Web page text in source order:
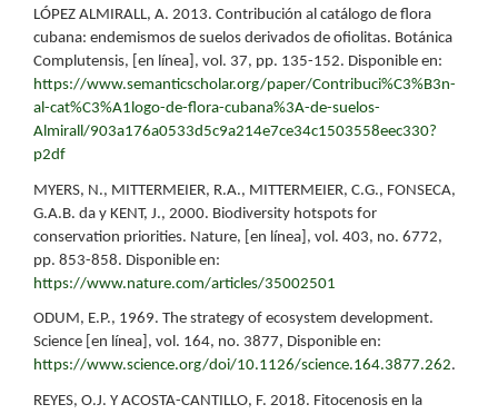
LÓPEZ ALMIRALL, A. 2013. Contribución al catálogo de flora
cubana: endemismos de suelos derivados de ofiolitas. Botánica
Complutensis, [en línea], vol. 37, pp. 135-152. Disponible en:
https://www.semanticscholar.org/paper/Contribuci%C3%B3n-
al-cat%C3%A1logo-de-flora-cubana%3A-de-suelos-
Almirall/903a176a0533d5c9a214e7ce34c1503558eec330?
p2df
MYERS, N., MITTERMEIER, R.A., MITTERMEIER, C.G., FONSECA,
G.A.B. da y KENT, J., 2000. Biodiversity hotspots for
conservation priorities. Nature, [en línea], vol. 403, no. 6772,
pp. 853-858. Disponible en:
https://www.nature.com/articles/35002501
ODUM, E.P., 1969. The strategy of ecosystem development.
Science [en línea], vol. 164, no. 3877, Disponible en:
https://www.science.org/doi/10.1126/science.164.3877.262.
REYES, O.J. Y ACOSTA-CANTILLO, F. 2018. Fitocenosis en la